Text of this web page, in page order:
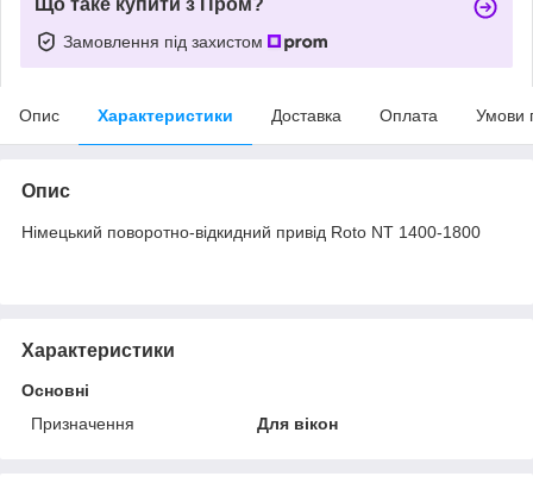
Замовлення під захистом
Опис Характеристики Доставка Оплата Умови
Опис
Німецький поворотно-відкидний привід Roto NT 1400-1800
Характеристики
Основні
Призначення
Для вікон